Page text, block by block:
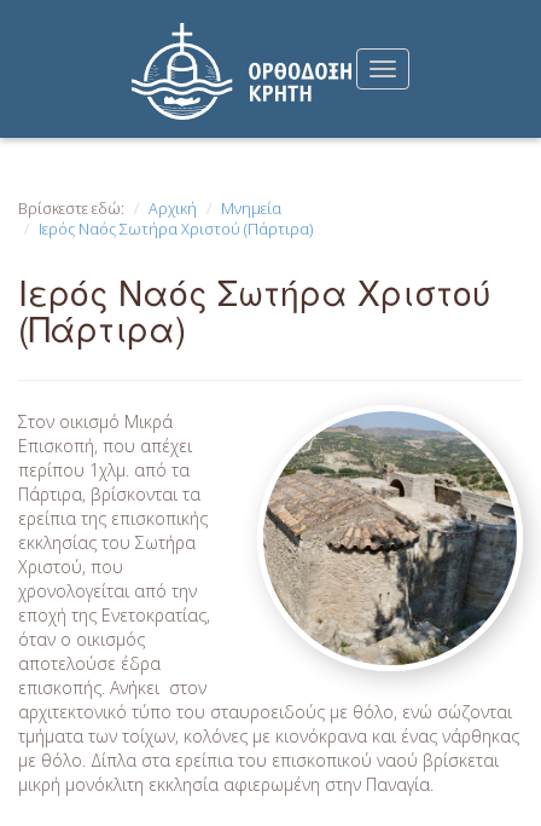
Βρίσκεστε εδώ: Αρχική
Μνημεία
Ιερός Ναός Σωτήρα Χριστού (Πάρτιρα)
Ιερός Ναός Σωτήρα Χριστού
(Πάρτιρα)
Στον οικισμό Μικρά
Επισκοπή, που απέχει
περίπου 1χλμ. από τα
Πάρτιρα, βρίσκονται τα
ερείπια της επισκοπικής
εκκλησίας του Σωτήρα
Χριστού, που
χρονολογείται από την
εποχή της Ενετοκρατίας,
όταν ο οικισμός
αποτελούσε έδρα
επισκοπής. Ανήκει στον
αρχιτεκτονικό τύπο του σταυροειδούς με θόλο, ενώ σώζονται
τμήματα των τοίχων, κολόνες με κιονόκρανα και ένας νάρθηκας
με θόλο. Δίπλα στα ερείπια του επισκοπικού ναού βρίσκεται
μικρή μονόκλιτη εκκλησία αφιερωμένη στην Παναγία.